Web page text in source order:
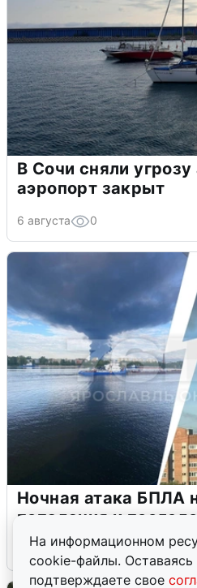
На информационном
cookie-файлы. Оставаясь
подтверждаете свое
В Сочи сняли
аэропорт закрыт
6 августа 0
Ночная атака БПЛА
попадания и
6 августа 0